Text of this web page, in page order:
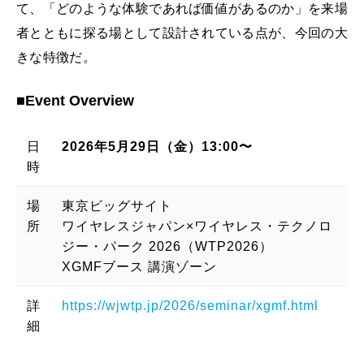
て、「どのような体験であれば価値があるのか」を来場
者とともに探る場として設計されている点が、今回の大
きな特徴だ。
■Event Overview
日
時
2026年5月29日（金）13:00〜
場
所
東京ビッグサイト
ワイヤレスジャパン×ワイヤレス・テクノロ
ジー・パーク 2026（WTP2026）
XGMFブース 講演ゾーン
詳
細
https://wjwtp.jp/2026/seminar/xgmf.html